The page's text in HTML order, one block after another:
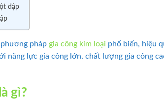
dập
pháp gia công kim loại phổ biến, hiệu
năng lực gia công lớn, chất lượng gia công
gì?